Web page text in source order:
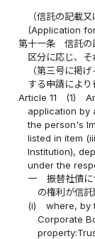
（信託の記載
(Application
第十一条
信託の
区分に応じ、
（第三号に掲
する申請により
Article 11
(1)
application by
the person's
listed in item
Institution),
under the
一
振替社債
の権利が信
(i)
where, by
Corporate